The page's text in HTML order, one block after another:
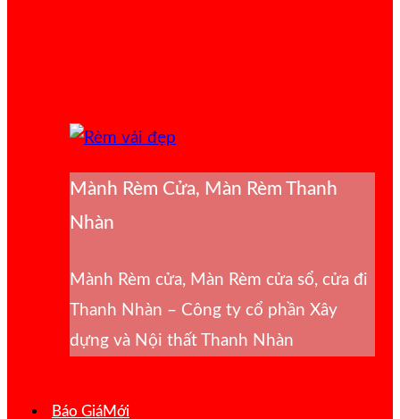
Mành Rèm Cửa, Màn Rèm Thanh
Nhàn
Mành Rèm cửa, Màn Rèm cửa sổ, cửa đi
Thanh Nhàn – Công ty cổ phần Xây
dựng và Nội thất Thanh Nhàn
Báo Giá